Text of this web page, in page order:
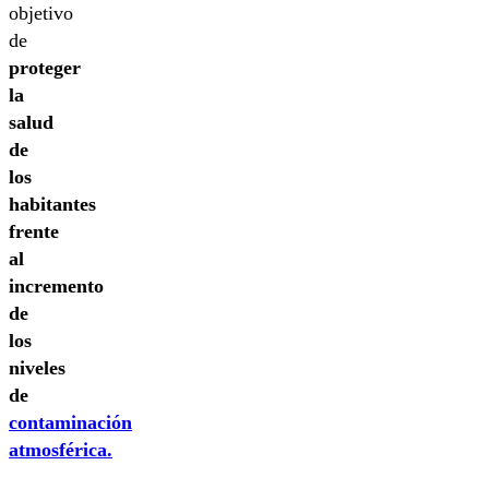
objetivo
de
proteger
la
salud
de
los
habitantes
frente
al
incremento
de
los
niveles
de
contaminación
atmosférica.